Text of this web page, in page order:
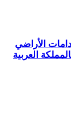
الأراضي
العربية